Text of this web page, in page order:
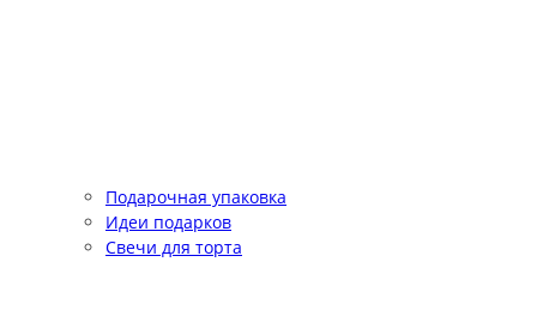
Подарочная упаковка
Идеи подарков
Свечи для торта